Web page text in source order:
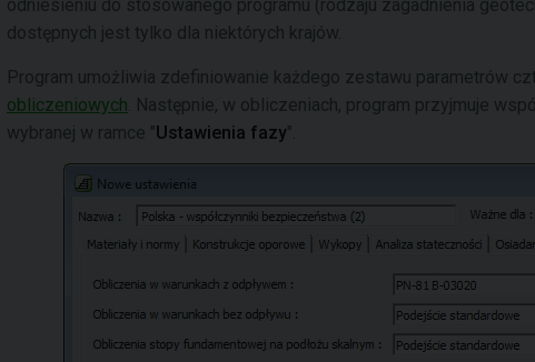
odniesieniu do stosowanego programu (rodzaju zagadnienia
dostępnych jest tylko dla niektórych krajów.
Program umożliwia zdefiniowanie każdego zestawu parametrów
obliczeniowych . Następnie, w obliczeniach, program przyjmuje
wybranej w ramce "Ustawienia fazy".